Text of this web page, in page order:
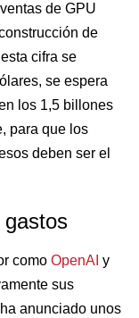
de GPU
de
cifra se
se espera
los 1,5 billones
para que los
deben ser el
gastos
como OpenAI y
sus
anunciado unos